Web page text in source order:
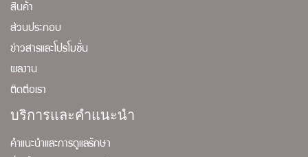
สินค้า
ส่วนประกอบ
ข่าวสารและโปรโมชั่น
ผลงาน
ติดต่อเรา
บริการและคำแนะนำ
คำแนะนำและการดูแลรักษา